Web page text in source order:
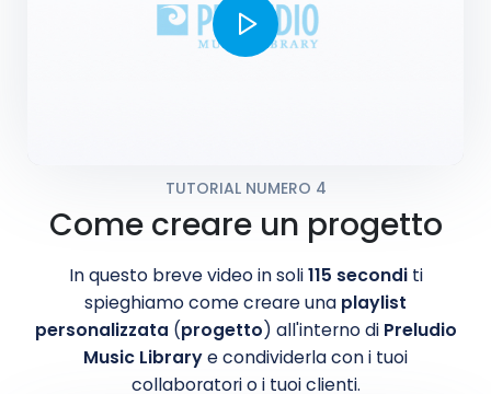
TUTORIAL NUMERO 4
Come creare un progetto
In questo breve video in soli115 seconditi
spieghiamo come creare una playlist
personalizzata (progetto) all'interno di Preludio
Music Librarye condividerla con i tuoi
collaboratori o i tuoi clienti.